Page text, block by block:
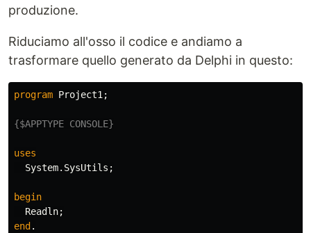
produzione.
Riduciamo all'osso il codice e andiamo a
trasformare quello generato da Delphi in questo:
program Project1 ;
{$APPTYPE CONSOLE}
uses
System. SysUtils ;
begin
Readln;
end .